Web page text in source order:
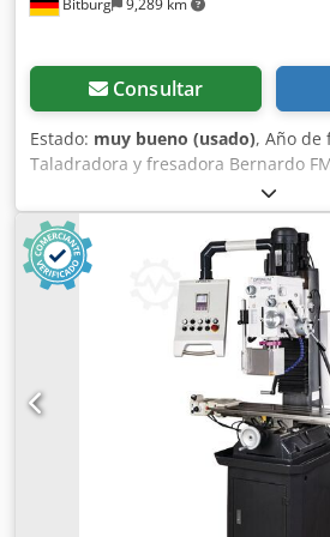
Bitburg 9,289 km
Consultar
Estado: muy bueno (usado), Año de
Taladradora y fresadora Bernardo
y fresadora FM 45 V ofrece una
óptima gracias al avance de pluma
cola de milano del cabezal del
máxima precisión y estabilidad.
perforación en acero. 32mm
en hierro fundido. 40mm descarga
husillo (12) 50 - 2520 rpm Montaje
Credpovutw Hofx Alysf trazo de
Alimentación de plumas (3) 0,12 /
mm/revolución Tamaño de la mesa
husillo / mesa 40 - 485 mm Distancia
550/190 mm Ajuste de altura del
mm Tamaño de ranura en T 14mm
T 55 mm Potencia de salida del